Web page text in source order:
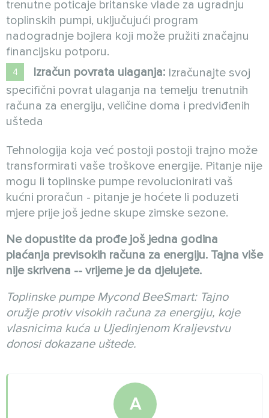
trenutne poticaje britanske vlade za ugradnju
toplinskih pumpi, uključujući program
nadogradnje bojlera koji može pružiti značajnu
financijsku potporu.
Izračun povrata ulaganja: Izračunajte svoj
specifični povrat ulaganja na temelju trenutnih
računa za energiju, veličine doma i predviđenih
ušteda
Tehnologija koja već postoji postoji trajno može
transformirati vaše troškove energije. Pitanje nije
mogu li toplinske pumpe revolucionirati vaš
kućni proračun - pitanje je hoćete li poduzeti
mjere prije još jedne skupe zimske sezone.
Ne dopustite da prođe još jedna godina
plaćanja previsokih računa za energiju. Tajna više
nije skrivena -- vrijeme je da djelujete.
Toplinske pumpe Mycond BeeSmart: Tajno
oružje protiv visokih računa za energiju, koje
vlasnicima kuća u Ujedinjenom Kraljevstvu
donosi dokazane uštede.
A